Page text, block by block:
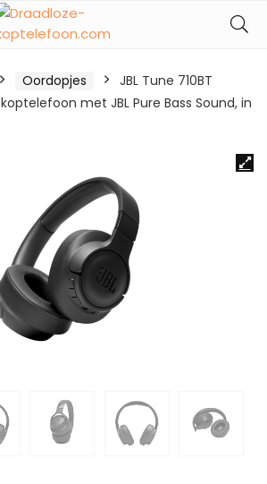
Oordopjes
JBL Tune 710BT
met JBL Pure Bass Sound, in